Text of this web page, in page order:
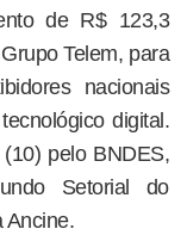
de R$ 123,3
Telem, para
nacionais
digital.
pelo BNDES,
Setorial do
Ancine.